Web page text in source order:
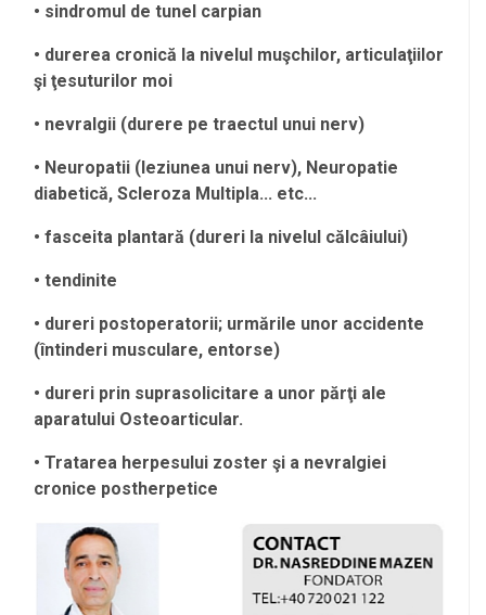
• sindromul de tunel carpian
• durerea cronică la nivelul muşchilor, articulaţiilor
şi ţesuturilor moi
• nevralgii (durere pe traectul unui nerv)
• Neuropatii (leziunea unui nerv), Neuropatie
diabetică, Scleroza Multipla... etc...
• fasceita plantară (dureri la nivelul călcâiului)
• tendinite
• dureri postoperatorii; urmările unor accidente
(întinderi musculare, entorse)
• dureri prin suprasolicitare a unor părţi ale
aparatului Osteoarticular.
• Tratarea herpesului zoster şi a nevralgiei
cronice postherpetice